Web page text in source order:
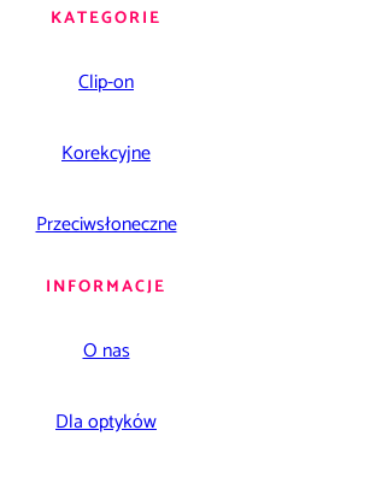
KATEGORIE
Clip-on
Korekcyjne
Przeciwsłoneczne
INFORMACJE
O nas
Dla optyków